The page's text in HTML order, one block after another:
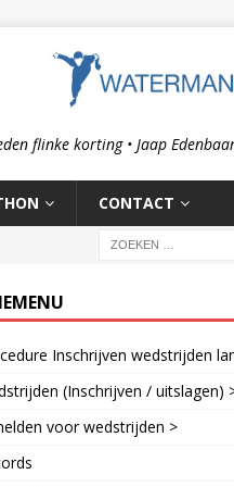
flinke korting • Jaap
CONTACT
Inschrijven wedstrijden
(Inschrijven / uitslagen)
voor wedstrijden >